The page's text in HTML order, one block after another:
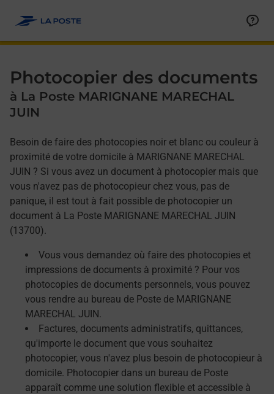
Photocopier des documents
à La Poste MARIGNANE MARECHAL
JUIN
Besoin de faire des photocopies noir et blanc ou couleur à
proximité de votre domicile à MARIGNANE MARECHAL
JUIN ? Si vous avez un document à photocopier mais que
vous n'avez pas de photocopieur chez vous, pas de
panique, il est tout à fait possible de photocopier un
document à La Poste MARIGNANE MARECHAL JUIN
(13700).
Vous vous demandez où faire des photocopies et
impressions de documents à proximité ? Pour vos
photocopies de documents personnels, vous pouvez
vous rendre au bureau de Poste de MARIGNANE
MARECHAL JUIN.
Factures, documents administratifs, quittances,
qu'importe le document que vous souhaitez
photocopier, vous n'avez plus besoin de photocopieur à
domicile. Photocopier dans un bureau de Poste
apparaît comme une solution flexible et accessible à